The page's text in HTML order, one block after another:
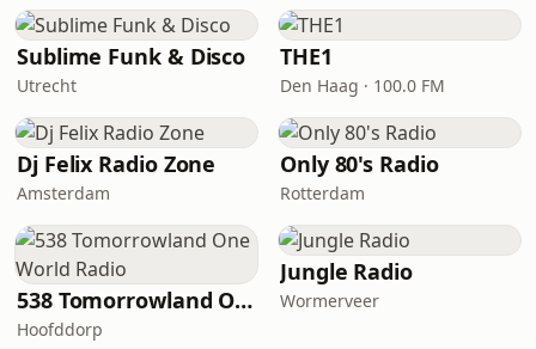
Sublime Funk & Disco
Utrecht
THE1
Den Haag · 100.0 FM
Dj Felix Radio Zone
Amsterdam
Only 80's Radio
Rotterdam
538 Tomorrowland One World Radio
Hoofddorp
Jungle Radio
Wormerveer